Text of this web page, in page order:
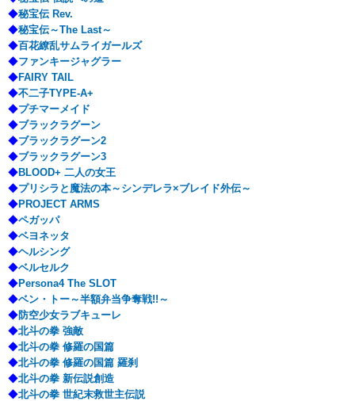
◆秘宝伝 Rev.
◆秘宝伝～The Last～
◆百花繚乱サムライガールズ
◆ファンキージャグラー
◆FAIRY TAIL
◆不二子TYPE-A+
◆プチマーメイド
◆ブラックラグーン
◆ブラックラグーン2
◆ブラックラグーン3
◆BLOOD+ 二人の女王
◆プリシラと魔法の本～シンデレラ×ブレイド外伝～
◆PROJECT ARMS
◆ペガッパ
◆ベヨネッタ
◆ヘルシング
◆ベルセルク
◆Persona4 The SLOT
◆ベン・トー～半額弁当争奪戦!!～
◆防空少女ラブキューレ
◆北斗の拳 強敵
◆北斗の拳 修羅の国篇
◆北斗の拳 修羅の国篇 羅刹
◆北斗の拳 新伝説創造
◆北斗の拳 世紀末救世主伝説